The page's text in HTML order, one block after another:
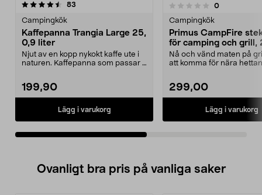
83
Campingkök
Kaffepanna Trangia Large 25,
0,9 liter
Njut av en kopp nykokt kaffe ute i
naturen. Kaffepanna som passar i
199,90
Lägg i varukorg
0.0 av 5 stjärnor 0recensioner
Campingkök
Primus CampFire
för camping och grill,
mm
Nå och vänd maten på
att komma för nära
299,00
Lägg i varukorg
4.5av 5 stjärnor
Ovanligt bra pris på vanliga saker